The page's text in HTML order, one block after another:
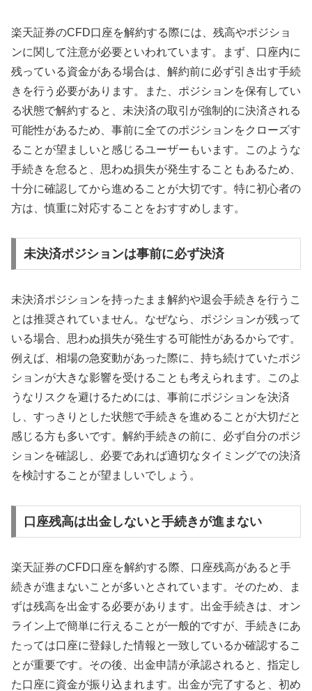
楽天証券のCFD口座を解約する際には、残高やポジショ
ンに関して注意が必要といわれています。まず、口座内に
残っている資金がある場合は、解約前に必ず引き出す手続
きを行う必要があります。また、ポジションを保有してい
る状態で解約すると、未決済の取引が強制的に決済される
可能性があるため、事前に全てのポジションをクローズす
ることが望ましいと感じるユーザーもいます。このような
手続きを怠ると、思わぬ損失が発生することもあるため、
十分に確認してから進めることが大切です。特に初心者の
方は、慎重に対応することをおすすめします。
未決済ポジションは事前に必ず決済
未決済ポジションを持ったまま解約や退会手続きを行うこ
とは推奨されていません。なぜなら、ポジションが残って
いる場合、思わぬ損失が発生する可能性があるからです。
例えば、相場の急変動があった際に、持ち続けていたポジ
ションが大きな影響を受けることも考えられます。このよ
うなリスクを避けるためには、事前にポジションを決済
し、すっきりとした状態で手続きを進めることが大切だと
感じる方も多いです。解約手続きの前に、必ず自分のポジ
ションを確認し、必要であれば適切なタイミングでの決済
を検討することが望ましいでしょう。
口座残高は出金しないと手続きが進まない
楽天証券のCFD口座を解約する際、口座残高があると手
続きが進まないことが多いとされています。そのため、ま
ずは残高を出金する必要があります。出金手続きは、オン
ライン上で簡単に行えることが一般的ですが、手続きにあ
たっては口座に登録した情報と一致しているか確認するこ
とが重要です。その後、出金申請が承認されると、指定し
た口座に資金が振り込まれます。出金が完了すると、初め